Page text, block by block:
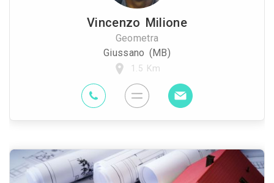
Vincenzo Milione
Geometra
Giussano (MB)
1.5 Km